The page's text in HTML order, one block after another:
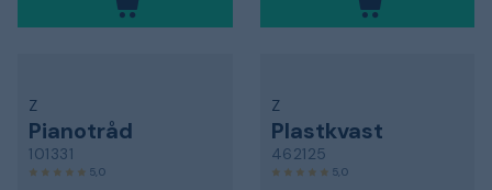
Z
Pianotråd
101331
5,0
Z
Plastkvast
462125
5,0